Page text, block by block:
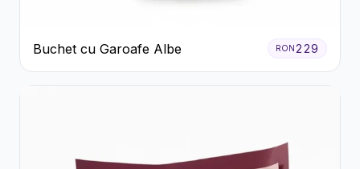
Buchet cu Garoafe Albe RON229